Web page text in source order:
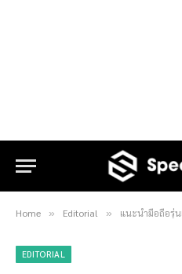
Home » Editorial » แนะนำมือถือรุ่นเล็ก ราคา
EDITORIAL